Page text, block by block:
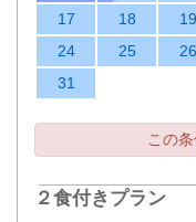
17
18 19
24
25 26
31
この
２食付きプラン